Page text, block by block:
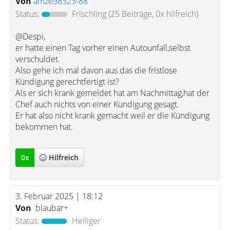
Status:
Frischling(25 Beiträge, 0x hilfreich)
@Despi,
er hatte einen Tag vorher einen Autounfall,selbst
verschuldet.
Also gehe ich mal davon aus das die fristlose
Kündigung gerechtfertigt ist?
Als er sich krank gemeldet hat am Nachmittag,hat der
Chef auch nichts von einer Kündigung gesagt.
Er hat also nicht krank gemacht weil er die Kündigung
bekommen hat.
0x Hilfreich
3. Februar 2025 | 18:12
Von blaubär+
Status:
Heiliger